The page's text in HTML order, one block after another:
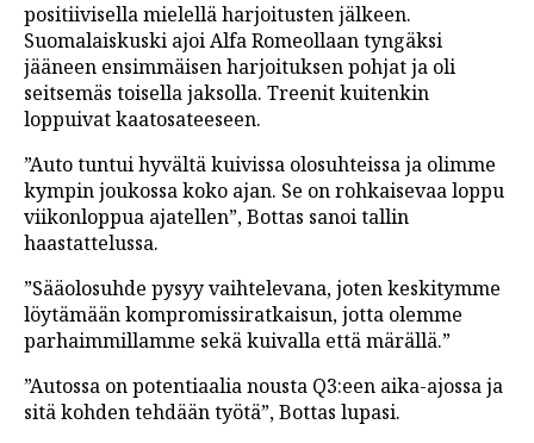
positiivisella mielellä harjoitusten jälkeen.
Suomalaiskuski ajoi Alfa Romeollaan tyngäksi
jääneen ensimmäisen harjoituksen pohjat ja oli
seitsemäs toisella jaksolla. Treenit kuitenkin
loppuivat kaatosateeseen.
”Auto tuntui hyvältä kuivissa olosuhteissa ja olimme
kympin joukossa koko ajan. Se on rohkaisevaa loppu
viikonloppua ajatellen”, Bottas sanoi tallin
haastattelussa.
”Sääolosuhde pysyy vaihtelevana, joten keskitymme
löytämään kompromissiratkaisun, jotta olemme
parhaimmillamme sekä kuivalla että märällä.”
”Autossa on potentiaalia nousta Q3:een aika-ajossa ja
sitä kohden tehdään työtä”, Bottas lupasi.